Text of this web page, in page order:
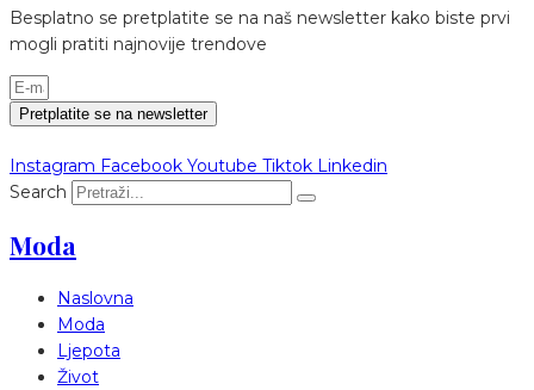
Besplatno se pretplatite se na naš newsletter kako biste prvi
mogli pratiti najnovije trendove
Pretplatite se na newsletter
Instagram Facebook Youtube Tiktok Linkedin
Search
Moda
Naslovna
Moda
Ljepota
Život